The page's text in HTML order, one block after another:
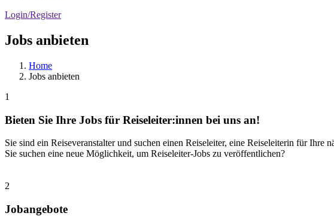
Login/Register
Jobs anbieten
Home
Jobs anbieten
1
Bieten Sie Ihre Jobs für Reiseleiter:innen bei uns an!
Sie sind ein Reiseveranstalter und suchen einen Reiseleiter, eine Reiseleiterin für Ihre
Sie suchen eine neue Möglichkeit, um Reiseleiter-Jobs zu veröffentlichen?
2
Jobangebote